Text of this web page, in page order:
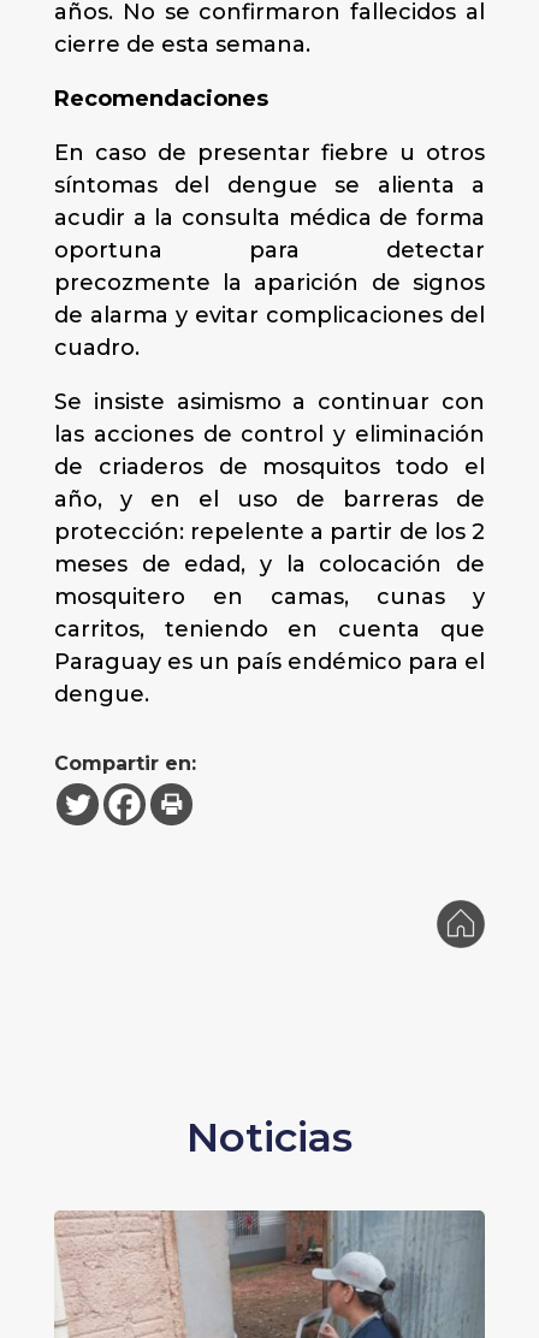
años. No se confirmaron fallecidos al
cierre de esta semana.
Recomendaciones
En caso de presentar fiebre u otros
síntomas del dengue se alienta a
acudir a la consulta médica de forma
oportuna para detectar
precozmente la aparición de signos
de alarma y evitar complicaciones del
cuadro.
Se insiste asimismo a continuar con
las acciones de control y eliminación
de criaderos de mosquitos todo el
año, y en el uso de barreras de
protección: repelente a partir de los 2
meses de edad, y la colocación de
mosquitero en camas, cunas y
carritos, teniendo en cuenta que
Paraguay es un país endémico para el
dengue.
Compartir en:
Noticias